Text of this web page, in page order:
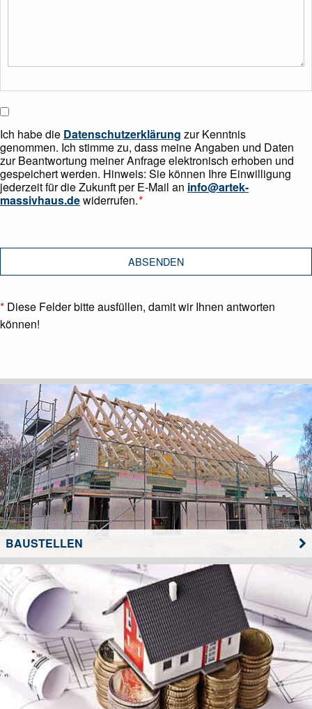
Ich habe die Datenschutzerklärung zur Kenntnis
genommen. Ich stimme zu, dass meine Angaben und Daten
zur Beantwortung meiner Anfrage elektronisch erhoben und
gespeichert werden. Hinweis: Sie können Ihre Einwilligung
jederzeit für die Zukunft per E-Mail an info@artek-
massivhaus.dewiderrufen.*
* Diese Felder bitte ausfüllen, damit wir Ihnen antworten
können!
BAUSTELLEN